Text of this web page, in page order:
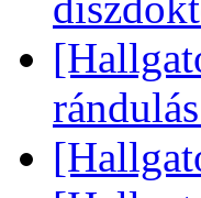
rándulás